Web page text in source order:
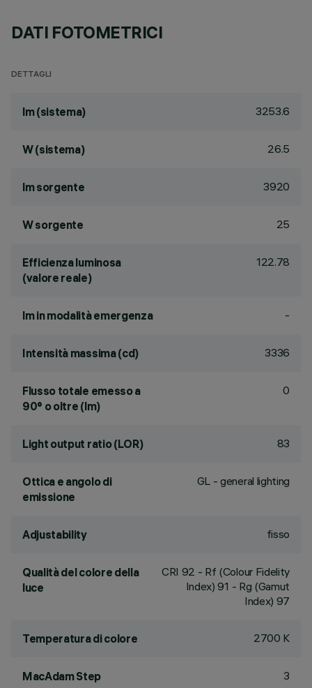
DATI FOTOMETRICI
DETTAGLI
lm (sistema) 3253.6
W (sistema) 26.5
lm sorgente 3920
W sorgente 25
Efficienza luminosa
(valore reale)
122.78
lm in modalità emergenza -
Intensità massima (cd) 3336
Flusso totale emesso a
90° o oltre (lm)
0
Light output ratio (LOR) 83
Ottica e angolo di
emissione
GL - general lighting
Adjustability fisso
Qualità del colore della
luce
CRI 92 - Rf (Colour Fidelity
Index) 91 - Rg (Gamut
Index) 97
Temperatura di colore 2700 K
MacAdam Step 3